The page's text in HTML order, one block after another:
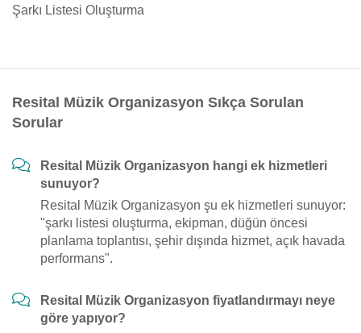
Şarkı Listesi Oluşturma
Resital Müzik Organizasyon Sıkça Sorulan
Sorular
Resital Müzik Organizasyon hangi ek hizmetleri
sunuyor?
Resital Müzik Organizasyon şu ek hizmetleri sunuyor:
"şarkı listesi oluşturma, ekipman, düğün öncesi
planlama toplantısı, şehir dışında hizmet, açık havada
performans".
Resital Müzik Organizasyon fiyatlandırmayı neye
göre yapıyor?